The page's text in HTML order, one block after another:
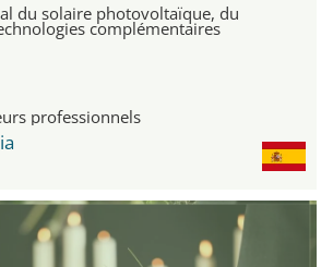
du solaire photovoltaïque, du
complémentaires
professionnels